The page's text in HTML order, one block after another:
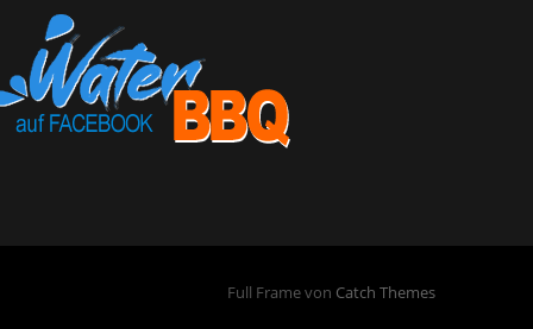
Full Frame von Catch Themes